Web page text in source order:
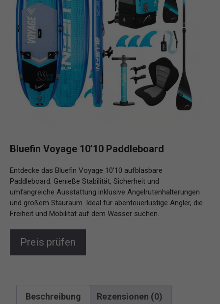
Bluefin Voyage 10’10 Paddleboard
Entdecke das Bluefin Voyage 10’10 aufblasbare
Paddleboard. Genieße Stabilität, Sicherheit und
umfangreiche Ausstattung inklusive Angelrutenhalterungen
und großem Stauraum. Ideal für abenteuerlustige Angler, die
Freiheit und Mobilität auf dem Wasser suchen.
Preis prüfen
Beschreibung Rezensionen (0)